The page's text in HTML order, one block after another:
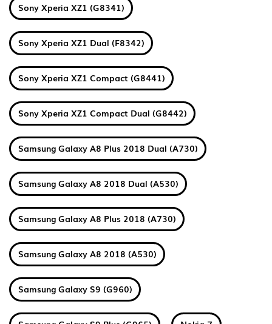
Sony Xperia XZ1 (G8341)
Sony Xperia XZ1 Dual (F8342)
Sony Xperia XZ1 Compact (G8441)
Sony Xperia XZ1 Compact Dual (G8442)
Samsung Galaxy A8 Plus 2018 Dual (A730)
Samsung Galaxy A8 2018 Dual (A530)
Samsung Galaxy A8 Plus 2018 (A730)
Samsung Galaxy A8 2018 (A530)
Samsung Galaxy S9 (G960)